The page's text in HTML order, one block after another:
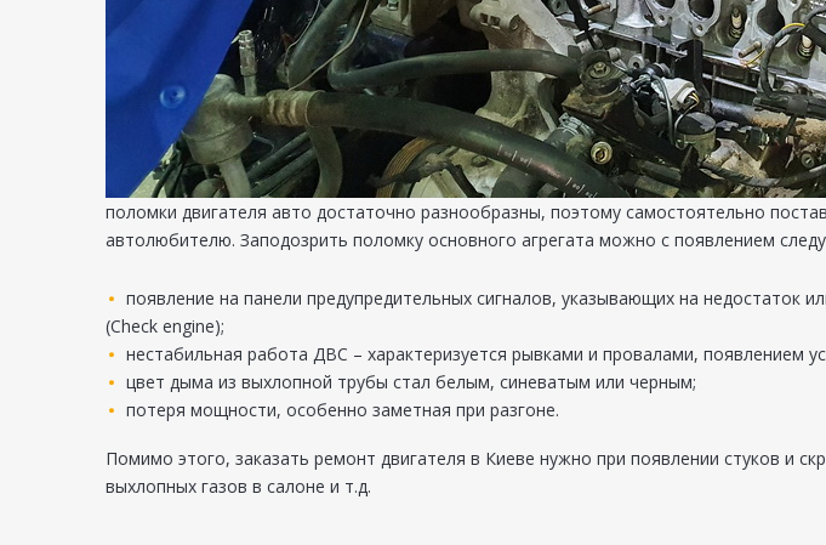
поломки двигателя авто достаточно разнообразны, поэтому самостоятельно
автолюбителю. Заподозрить поломку основного агрегата можно с появлением
появление на панели предупредительных сигналов, указывающих на недостаток
(Check engine);
нестабильная работа ДВС – характеризуется рывками и провалами, появлением
цвет дыма из выхлопной трубы стал белым, синеватым или черным;
потеря мощности, особенно заметная при разгоне.
Помимо этого, заказать ремонт двигателя в Киеве нужно при появлении стуков и
выхлопных газов в салоне и т.д.